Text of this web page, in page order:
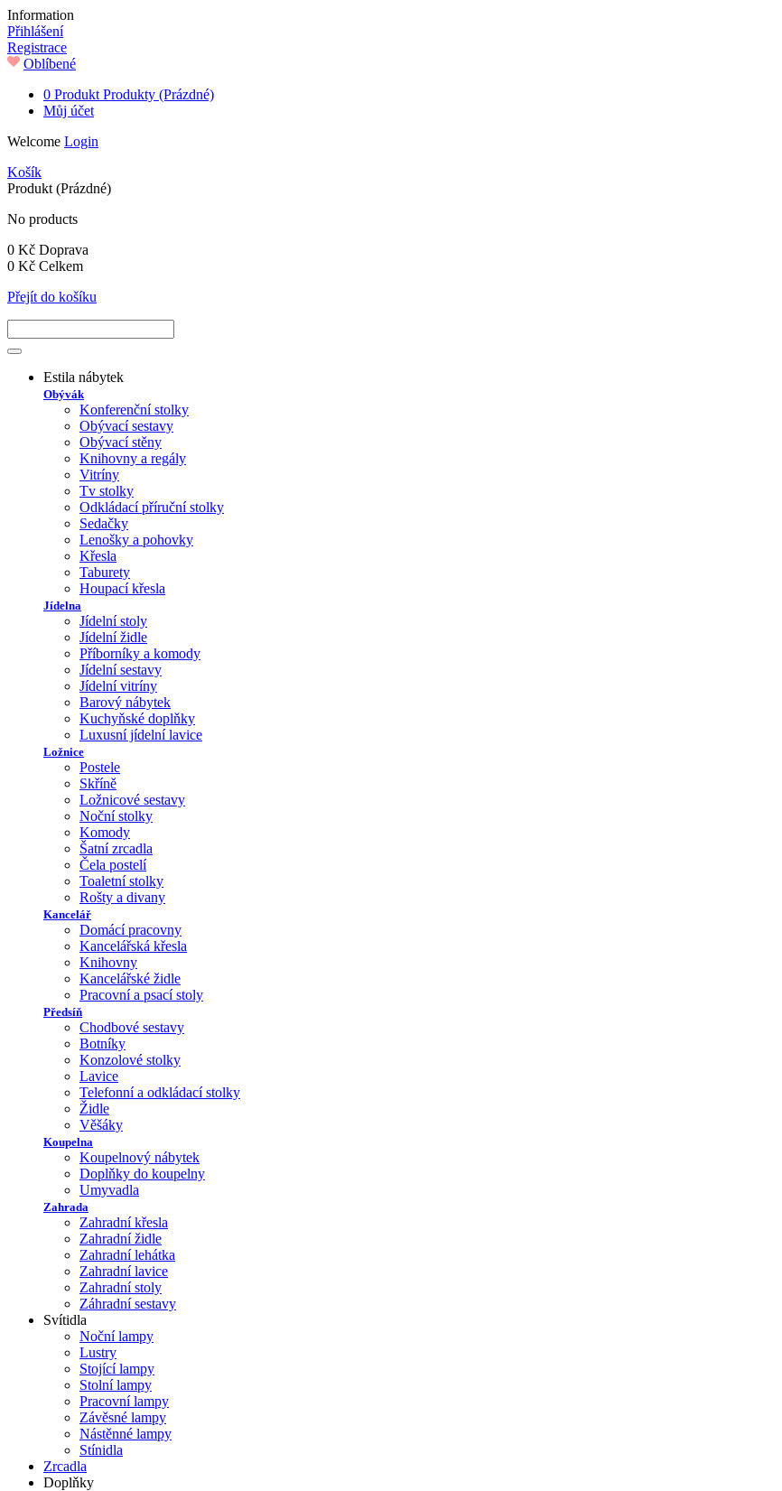
Information
Přihlášení
Registrace
Oblíbené
0 Produkt Produkty (Prázdné)
Můj účet
Welcome Login
Košík
Produkt (Prázdné)
No products
0 Kč Doprava
0 Kč Celkem
Přejít do košíku
Estila nábytek
Obývák
Konferenční stolky
Obývací sestavy
Obývací stěny
Knihovny a regály
Vitríny
Tv stolky
Odkládací příruční stolky
Sedačky
Lenošky a pohovky
Křesla
Taburety
Houpací křesla
Jídelna
Jídelní stoly
Jídelní židle
Příborníky a komody
Jídelní sestavy
Jídelní vitríny
Barový nábytek
Kuchyňské doplňky
Luxusní jídelní lavice
Ložnice
Postele
Skříně
Ložnicové sestavy
Noční stolky
Komody
Šatní zrcadla
Čela postelí
Toaletní stolky
Rošty a divany
Kancelář
Domácí pracovny
Kancelářská křesla
Knihovny
Kancelářské židle
Pracovní a psací stoly
Předsíň
Chodbové sestavy
Botníky
Konzolové stolky
Lavice
Telefonní a odkládací stolky
Židle
Věšáky
Koupelna
Koupelnový nábytek
Doplňky do koupelny
Umyvadla
Zahrada
Zahradní křesla
Zahradní židle
Zahradní lehátka
Zahradní lavice
Zahradní stoly
Záhradní sestavy
Svítidla
Noční lampy
Lustry
Stojící lampy
Stolní lampy
Pracovní lampy
Závěsné lampy
Nástěnné lampy
Stínidla
Zrcadla
Doplňky